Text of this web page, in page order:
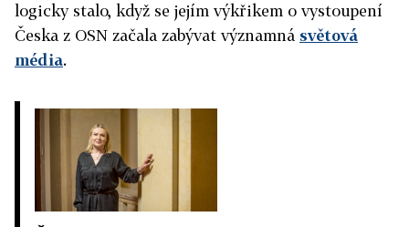
logicky stalo, když se jejím výkřikem o vystoupení
Česka z OSN začala zabývat významná světová
média.